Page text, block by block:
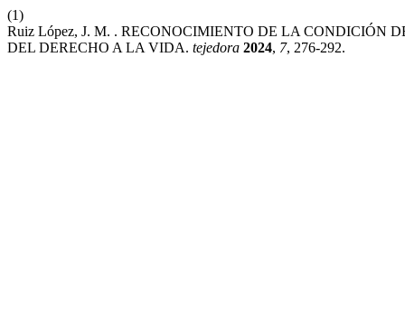
(1)
Ruiz López, J. M. . RECONOCIMIENTO DE LA CONDICIÓN
DEL DERECHO A LA VIDA. tejedora 2024, 7, 276-292.